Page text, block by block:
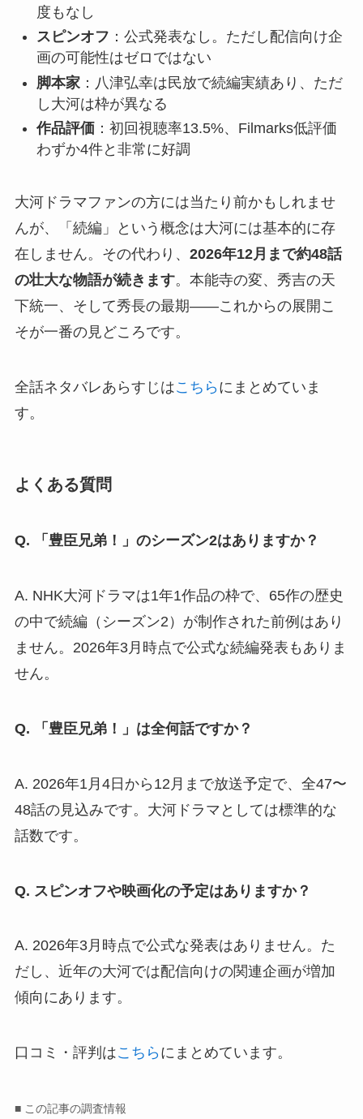
度もなし
スピンオフ ：公式発表なし。ただし配信向け企
画の可能性はゼロではない
脚本家：八津弘幸は民放で続編実績あり、ただ
し大河は枠が異なる
作品評価：初回視聴率13.5%、Filmarks低評価
わずか4件と非常に好調
大河ドラマファンの方には当たり前かもしれませ
んが、「続編」という概念は大河には基本的に存
在しません。その代わり、 2026年12月まで約48話
の壮大な物語が続きます。本能寺の変、秀吉の天
下統一、そして秀長の最期——これからの展開こ
そが一番の見どころです。
全話ネタバレあらすじはこちら にまとめていま
す。
よくある質問
Q. 「豊臣兄弟！」のシーズン2はありますか？
A. NHK大河ドラマは1年1作品の枠で、65作の歴史
の中で続編（シーズン2）が制作された前例はあり
ません。2026年3月時点で公式な続編発表もありま
せん。
Q. 「豊臣兄弟！」は全何話ですか？
A. 2026年1月4日から12月まで放送予定で、全47〜
48話の見込みです。大河ドラマとしては標準的な
話数です。
Q. スピンオフや映画化の予定はありますか？
A. 2026年3月時点で公式な発表はありません。た
だし、近年の大河では配信向けの関連企画が増加
傾向にあります。
口コミ・評判はこちら にまとめています。
■ この記事の調査情報